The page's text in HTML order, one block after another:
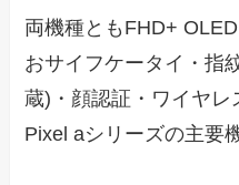
両機種ともFHD+
おサイフケータイ・指
蔵)・顔認証・ワイヤレ
Pixel aシリーズの主要